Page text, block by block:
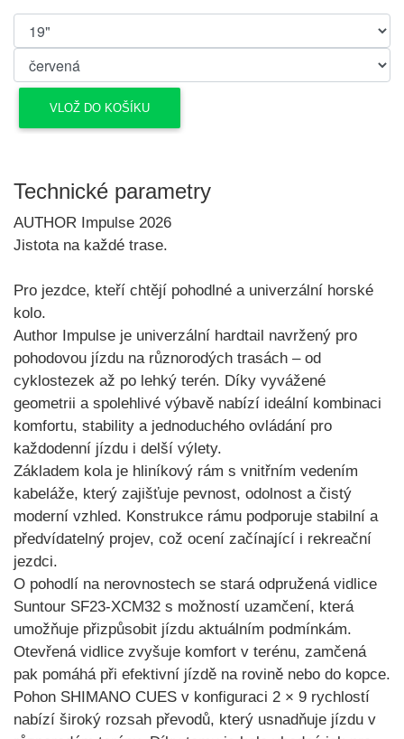
Technické parametry
AUTHOR Impulse 2026
Jistota na každé trase.
Pro jezdce, kteří chtějí pohodlné a univerzální horské
kolo.
Author Impulse je univerzální hardtail navržený pro
pohodovou jízdu na různorodých trasách – od
cyklostezek až po lehký terén. Díky vyvážené
geometrii a spolehlivé výbavě nabízí ideální kombinaci
komfortu, stability a jednoduchého ovládání pro
každodenní jízdu i delší výlety.
Základem kola je hliníkový rám s vnitřním vedením
kabeláže, který zajišťuje pevnost, odolnost a čistý
moderní vzhled. Konstrukce rámu podporuje stabilní a
předvídatelný projev, což ocení začínající i rekreační
jezdci.
O pohodlí na nerovnostech se stará odpružená vidlice
Suntour SF23-XCM32 s možností uzamčení, která
umožňuje přizpůsobit jízdu aktuálním podmínkám.
Otevřená vidlice zvyšuje komfort v terénu, zamčená
pak pomáhá při efektivní jízdě na rovině nebo do kopce.
Pohon SHIMANO CUES v konfiguraci 2 × 9 rychlostí
nabízí široký rozsah převodů, který usnadňuje jízdu v